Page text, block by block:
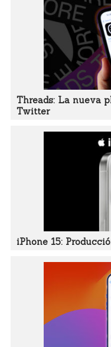
Threads: La nueva
Twitter
iPhone 15: